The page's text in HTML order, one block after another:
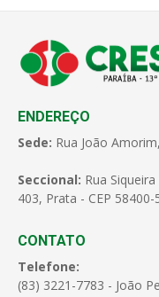
ENDEREÇO
Sede: Rua João
Seccional: Rua
403, Prata - CEP
CONTATO
Telefone:
(83) 3221-7783 - João